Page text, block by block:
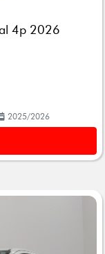
4p 2026
2025/2026